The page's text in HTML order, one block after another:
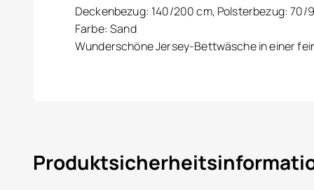
Deckenbezug: 140/200 cm, Polsterbezug: 70/
Farbe: Sand
Wunderschöne Jersey-Bettwäsche in einer